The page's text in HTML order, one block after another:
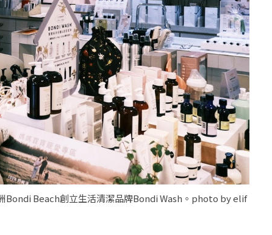
Bondi Beach創立生活清潔品牌Bondi Wash。photo by elif